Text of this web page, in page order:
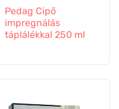
Pedag Cipő
impregnálás
táplálékkal 250 ml